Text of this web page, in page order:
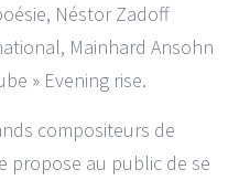
Néstor Zadoff
Mainhard Ansohn
» Evening rise.
compositeurs de
propose au public de se